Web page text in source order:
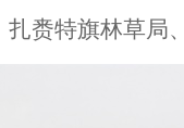
扎赉特旗林草局